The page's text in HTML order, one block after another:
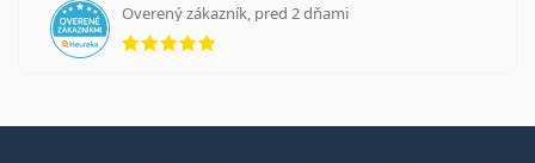
Overený zákazník, pred 2 dňami
hodnotenie 5 z 5